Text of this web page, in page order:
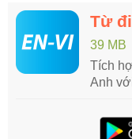
Từ
39 MB
Tích
Anh